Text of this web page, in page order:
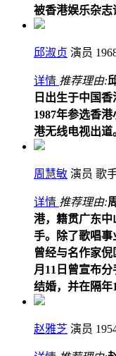
被香港娱乐杂志
邱淑贞 演员
详情 推荐理由:
日出生于中国
1987年参选香
港无线电视出道
周慧敏 演员 歌
详情 推荐理由:
港，籍贯广东中
手。除了歌唱
曾经与名作家倪
月11日曾宣布
结婚，并在隔年
赵雅芝 演员